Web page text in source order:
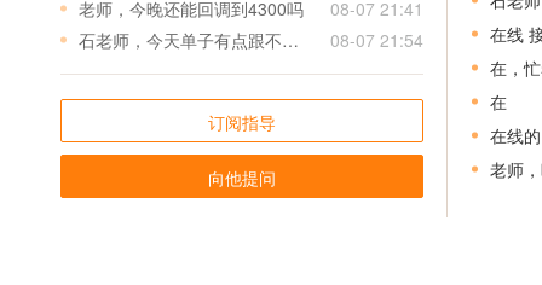
老师，今晚还能回调到4300吗
08-07 21:41
石老师，今天单子有点跟不上，策略发出来后，行情太快，总是有2-3个点的点差
08-07 21:54
订阅指导
向他提问
在线
在，
在
在线
老师